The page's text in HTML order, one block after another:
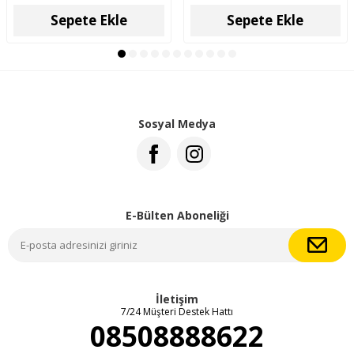
Sepete Ekle
Sepete Ekle
Sosyal Medya
E-Bülten Aboneliği
İletişim
7/24 Müşteri Destek Hattı
08508888622